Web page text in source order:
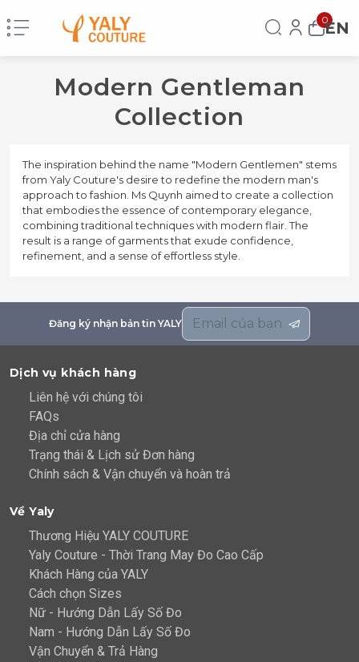
0EN
Modern Gentleman
Collection
The inspiration behind the name "Modern Gentlemen" stems
from Yaly Couture's desire to redefine the modern man's
approach to fashion. Ms Quynh aimed to create a collection
that embodies the essence of contemporary elegance,
combining traditional techniques with modern flair. The
result is a range of garments that exude confidence,
refinement, and a sense of effortless style.
Đăng ký nhận bản tin YALY
Dịch vụ khách hàng
Liên hệ với chúng tôi
FAQs
Địa chỉ cửa hàng
Trạng thái & Lịch sử Đơn hàng
Chính sách & Vận chuyển và hoàn trả
Về Yaly
Thương Hiệu YALY COUTURE
Yaly Couture - Thời Trang May Đo Cao Cấp
Khách Hàng của YALY
Cách chọn Sizes
Nữ - Hướng Dẫn Lấy Số Đo
Nam - Hướng Dẫn Lấy Số Đo
Vận Chuyển & Trả Hàng